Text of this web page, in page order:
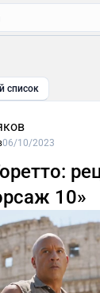
список
06/10/2023
10»